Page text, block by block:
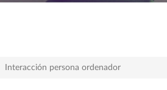
Interacción persona ordenador